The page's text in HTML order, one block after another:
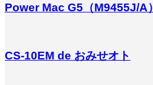
Power Mac G5（M9455J/A
CS-10EM de おみせオト